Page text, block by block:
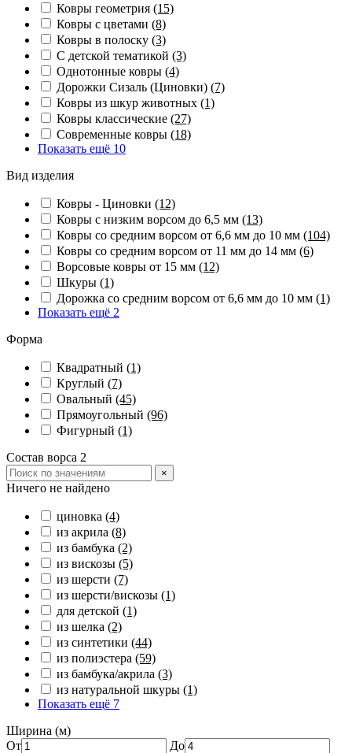
Ковры геометрия (15)
Ковры с цветами (8)
Ковры в полоску (3)
С детской тематикой (3)
Однотонные ковры (4)
Дорожки Сизаль (Циновки) (7)
Ковры из шкур животных (1)
Ковры классические (27)
Современные ковры (18)
Показать ещё 10
Вид изделия
Ковры - Циновки (12)
Ковры с низким ворсом до 6,5 мм (13)
Ковры со средним ворсом от 6,6 мм до 10 мм (104)
Ковры со средним ворсом от 11 мм до 14 мм (6)
Ворсовые ковры от 15 мм (12)
Шкуры (1)
Дорожка со средним ворсом от 6,6 мм до 10 мм (1)
Показать ещё 2
Форма
Квадратный (1)
Круглый (7)
Овальный (45)
Прямоугольный (96)
Фигурный (1)
Состав ворса 2
×
Ничего не найдено
циновка (4)
из акрила (8)
из бамбука (2)
из вискозы (5)
из шерсти (7)
из шерсти/вискозы (1)
для детской (1)
из шелка (2)
из синтетики (44)
из полиэстера (59)
из бамбука/акрила (3)
из натуральной шкуры (1)
Показать ещё 7
Ширина (м)
От
До